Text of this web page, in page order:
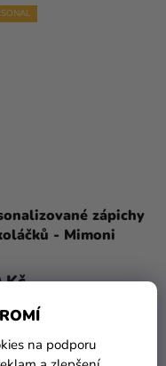
na podporu
zápichy
- Mimoni
Kč
DO KOŠÍKU